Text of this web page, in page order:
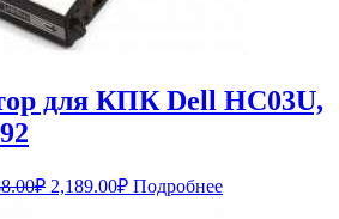
для КПК Dell HC03U,
₽ Первоначальная
2,189.00₽Текущая
Подробнее